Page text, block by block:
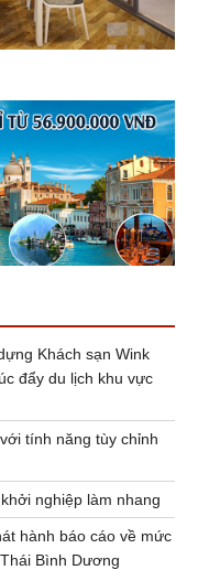
Khách sạn Wink
đẩy du lịch khu vực
tính năng tùy chỉnh
nghiệp làm nhang
hành báo cáo về mức
Bình Dương